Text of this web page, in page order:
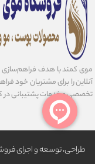
موی کمند با هدف فراهم‌سازی
آنلاین را برای مشتریان خود
تخصصی و خدمات پشتیبانی در
طراحی، توسعه و اجرای